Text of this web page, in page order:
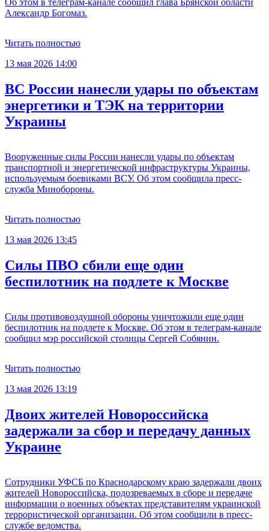
Об этом в телеграм-канале сообщил глава Брянской области
Александр Богомаз.
Читать полностью
13 мая 2026 14:00
ВС России нанесли удары по объектам
энергетики и ТЭК на территории
Украины
Вооруженные силы России нанесли удары по объектам
транспортной и энергетической инфраструктуры Украины,
используемым боевиками ВСУ. Об этом сообщила пресс-
служба Минобороны.
Читать полностью
13 мая 2026 13:45
Силы ПВО сбили еще один
беспилотник на подлете к Москве
Силы противовоздушной обороны уничтожили еще один
беспилотник на подлете к Москве. Об этом в телеграм-канале
сообщил мэр российской столицы Сергей Собянин.
Читать полностью
13 мая 2026 13:19
Двоих жителей Новороссийска
задержали за сбор и передачу данных
Украине
Сотрудники УФСБ по Краснодарскому краю задержали двоих
жителей Новороссийска, подозреваемых в сборе и передаче
информации о военных объектах представителям украинской
террористической организации. Об этом сообщили в пресс-
службе ведомства.